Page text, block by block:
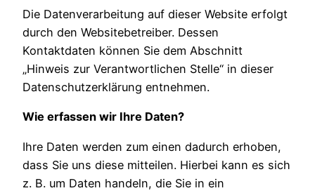
Die Datenverarbeitung auf dieser Website erfolgt
durch den Websitebetreiber. Dessen
Kontaktdaten können Sie dem Abschnitt
„Hinweis zur Verantwortlichen Stelle“ in dieser
Datenschutzerklärung entnehmen.
Wie erfassen wir Ihre Daten?
Ihre Daten werden zum einen dadurch erhoben,
dass Sie uns diese mitteilen. Hierbei kann es sich
z. B. um Daten handeln, die Sie in ein